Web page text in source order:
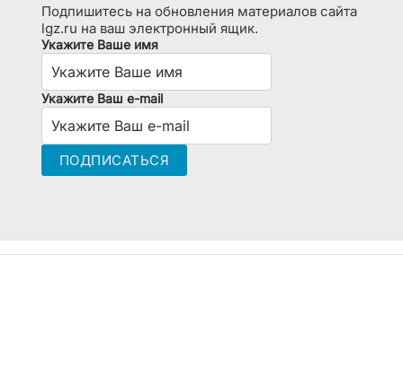
Подпишитесь на обновления материалов сайта
lgz.ru на ваш электронный ящик.
Укажите Ваше имя
Укажите Ваш e-mail